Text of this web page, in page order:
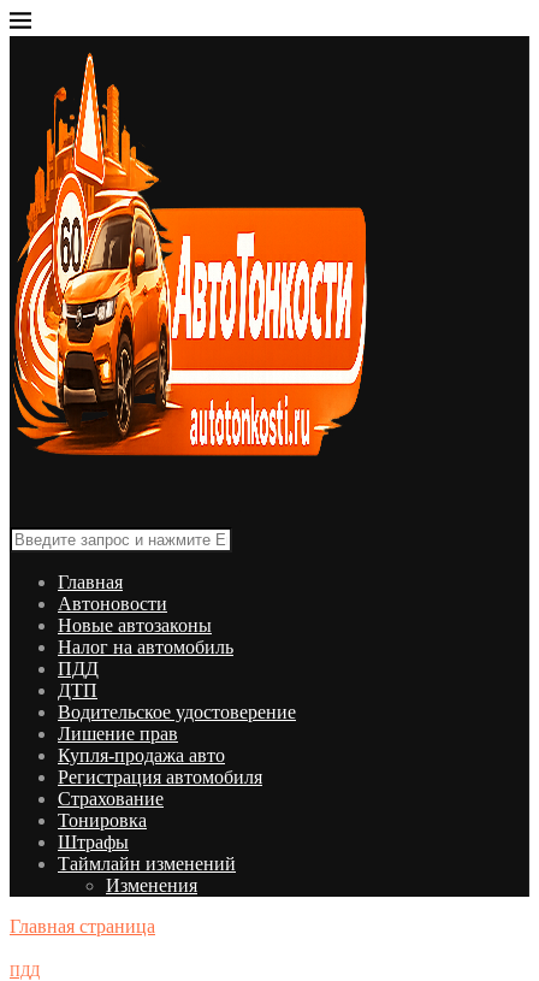
Главная
Автоновости
Новые автозаконы
Налог на автомобиль
ПДД
ДТП
Водительское удостоверение
Лишение прав
Купля-продажа авто
Регистрация автомобиля
Страхование
Тонировка
Штрафы
Таймлайн изменений
Изменения
Главная страница
ПДД